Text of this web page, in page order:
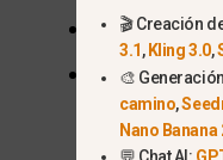
Precio:
Beneficios:
🎬 Creación
3.1, Kling 3.0,
🎨
camino,
Nano Banana